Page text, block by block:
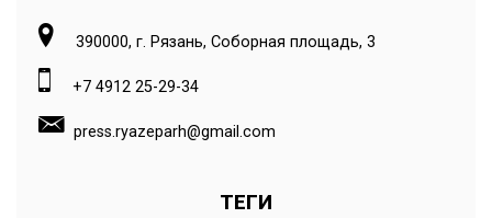
390000, г. Рязань, Соборная площадь, 3
+7 4912 25-29-34
press.ryazeparh@gmail.com
ТЕГИ